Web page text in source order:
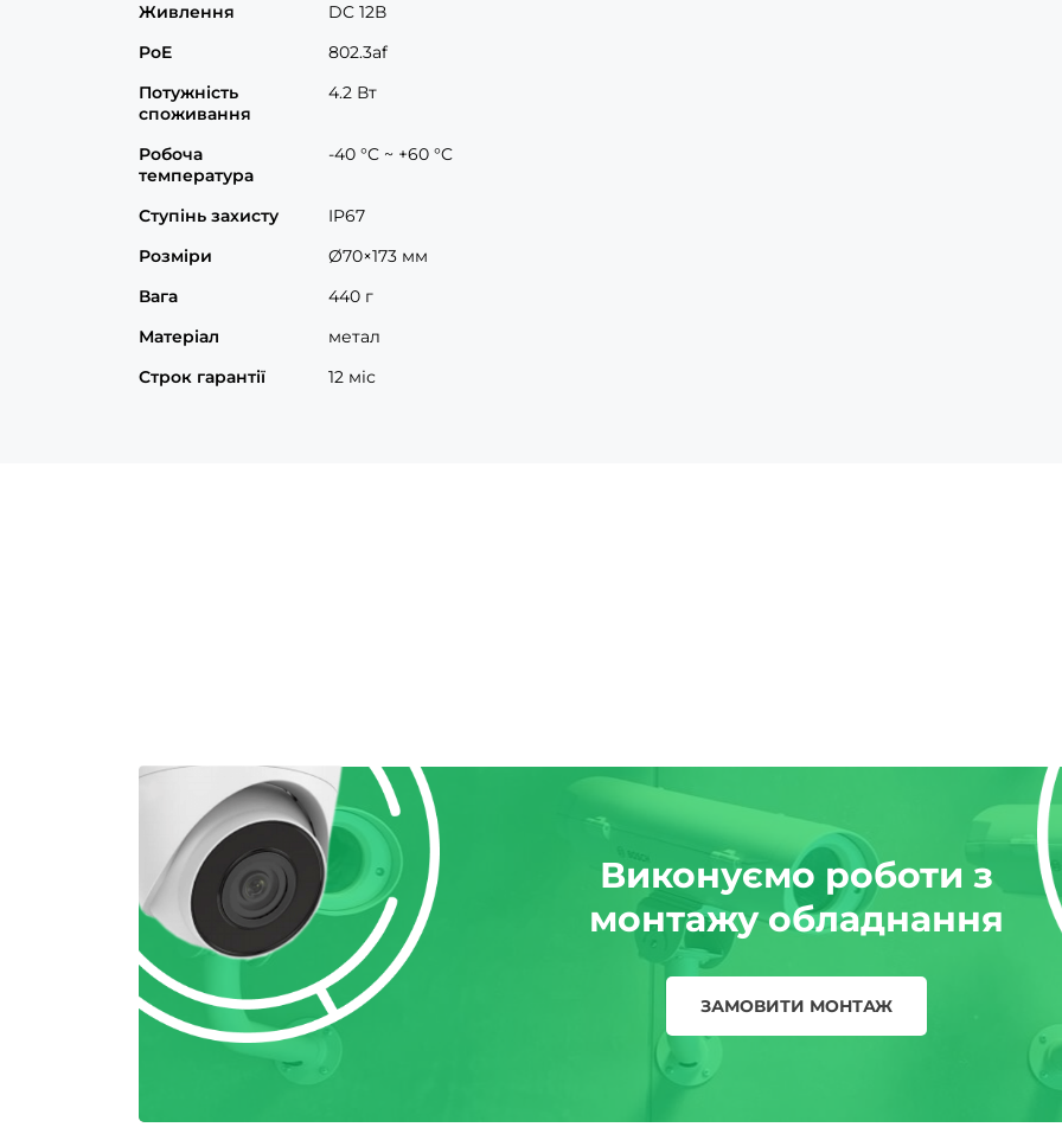
Живлення
DC 12В
PoE
802.3af
Потужність
споживання
4.2 Вт
Робоча
температура
-40 °C ~ +60 °C
Ступінь захисту
IP67
Розміри
Ø70×173 мм
Вага
440 г
Матеріал
метал
Строк гарантії
12 міс
Виконуємо роботи з
монтажу обладнання
ЗАМОВИТИ МОНТАЖ